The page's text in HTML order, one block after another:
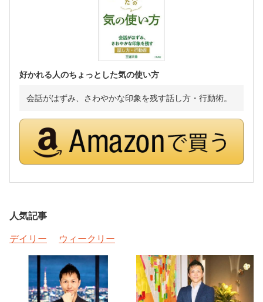
好かれる人のちょっとした気の使い方
会話がはずみ、さわやかな印象を残す話し方・行動術。
人気記事
デイリー
ウィークリー